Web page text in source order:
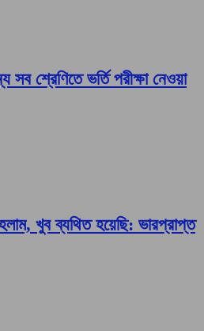
শ্রেণিতে ভর্তি পরীক্ষা নেওয়া
খুব ব্যথিত হয়েছি: ভারপ্রাপ্ত